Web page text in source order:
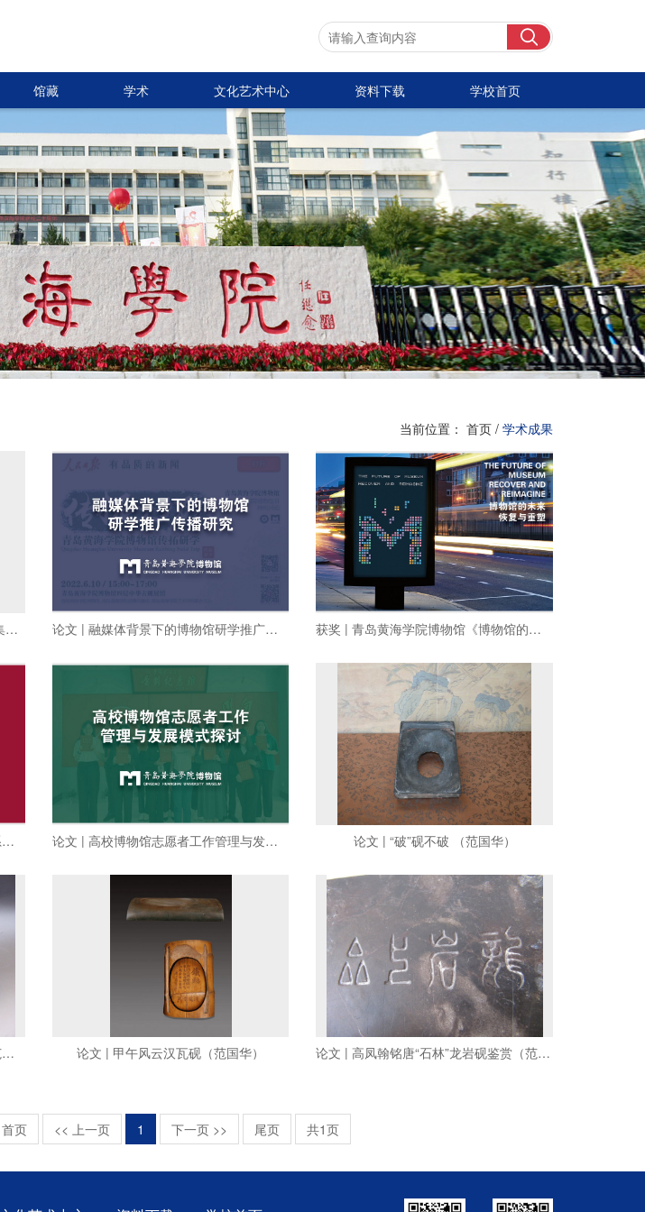
馆藏 学术 文化艺术中心 资料下载 学校首页
当前位置： 首页 / 学术成果
论文 | 宋故苏氏夫人墓志铭 通直郎充集贤校理蔡京撰并书 论文 | 融媒体背景下的博物馆研学推广传播研究（徐程宇、李丽萍） 获奖 | 青岛黄海学院博物馆《博物馆的未来：恢复与重塑（The Future of Museum: Recover and Reimagine）》海报荣获“第八届中国高等院校设计作品大赛”二等奖
设计 | 青岛黄海学院博物馆视觉形象系统设计 论文 | 高校博物馆志愿者工作管理与发展模式探讨（范国华） 论文 | “破”砚不破 （范国华）
论文 | 南唐御用浮雕箕形眉纹巨砚（范国华） 论文 | 甲午风云汉瓦砚（范国华） 论文 | 高凤翰铭唐“石林”龙岩砚鉴赏（范国华）
首页 << 上一页 1 下一页 >> 尾页 共1页